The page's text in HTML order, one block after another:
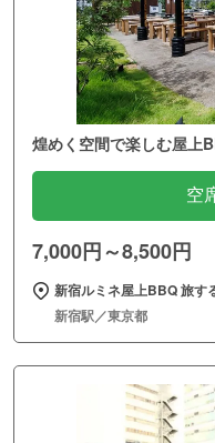
煌めく空間で楽しむ屋上
空
7,000円～8,500円
新宿ルミネ屋上BBQ 旅す
新宿駅／東京都